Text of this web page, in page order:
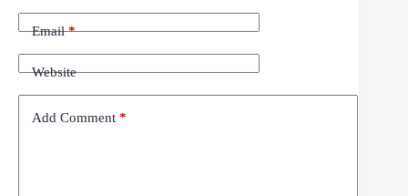
Email*
Website
Add Comment *